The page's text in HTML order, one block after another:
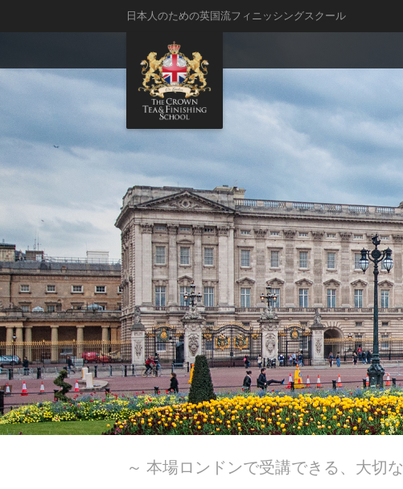
日本人のための英国流フィニッシングスクール
～ 本場ロンドンで受講できる、大切